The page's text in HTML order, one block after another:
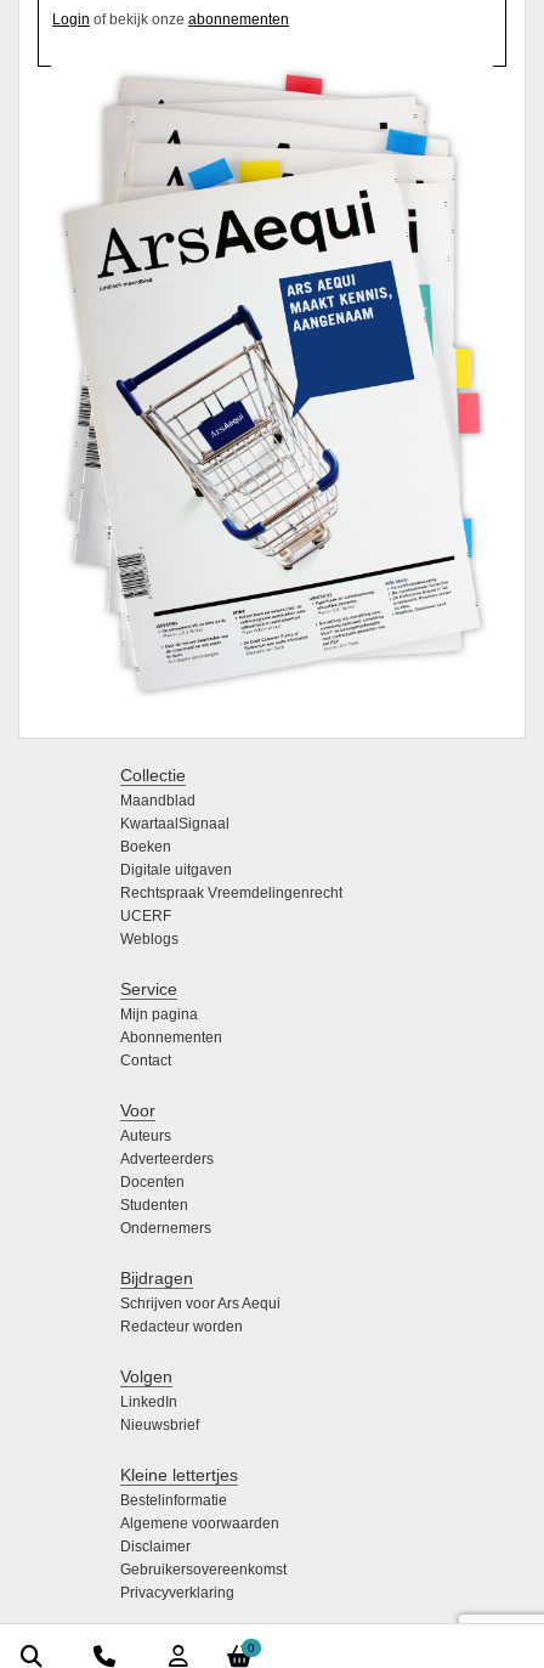
0
Login of bekijk onze abonnementen
Collectie
Maandblad
KwartaalSignaal
Boeken
Digitale uitgaven
Rechtspraak Vreemdelingenrecht
UCERF
Weblogs
Service
Mijn pagina
Abonnementen
Contact
Voor
Auteurs
Adverteerders
Docenten
Studenten
Ondernemers
Bijdragen
Schrijven voor Ars Aequi
Redacteur worden
Volgen
LinkedIn
Nieuwsbrief
Kleine lettertjes
Bestelinformatie
Algemene voorwaarden
Disclaimer
Gebruikersovereenkomst
Privacyverklaring